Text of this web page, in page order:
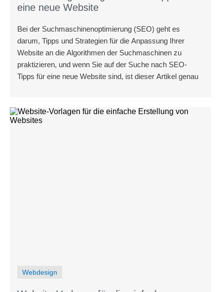
eine neue Website
Bei der Suchmaschinenoptimierung (SEO) geht es
darum, Tipps und Strategien für die Anpassung Ihrer
Website an die Algorithmen der Suchmaschinen zu
praktizieren, und wenn Sie auf der Suche nach SEO-
Tipps für eine neue Website sind, ist dieser Artikel genau
Webdesign